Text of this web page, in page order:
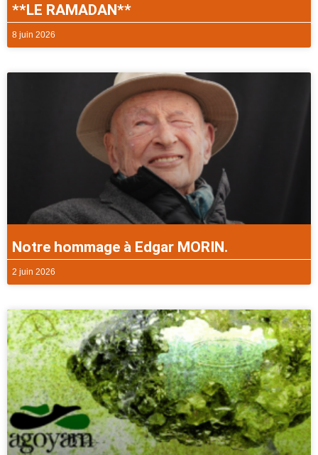
**LE RAMADAN**
8 juin 2026
Notre hommage à Edgar MORIN.
2 juin 2026